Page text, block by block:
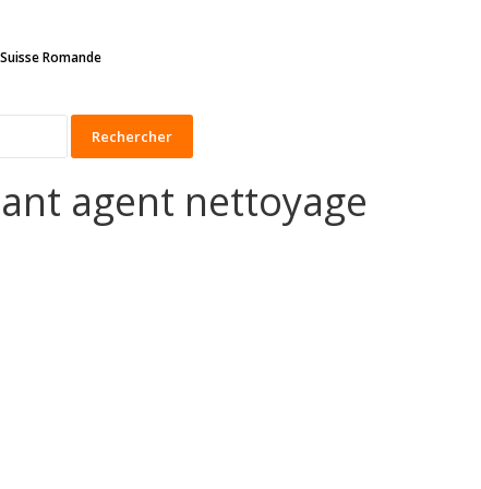
Romande
Rechercher
agent nettoyage